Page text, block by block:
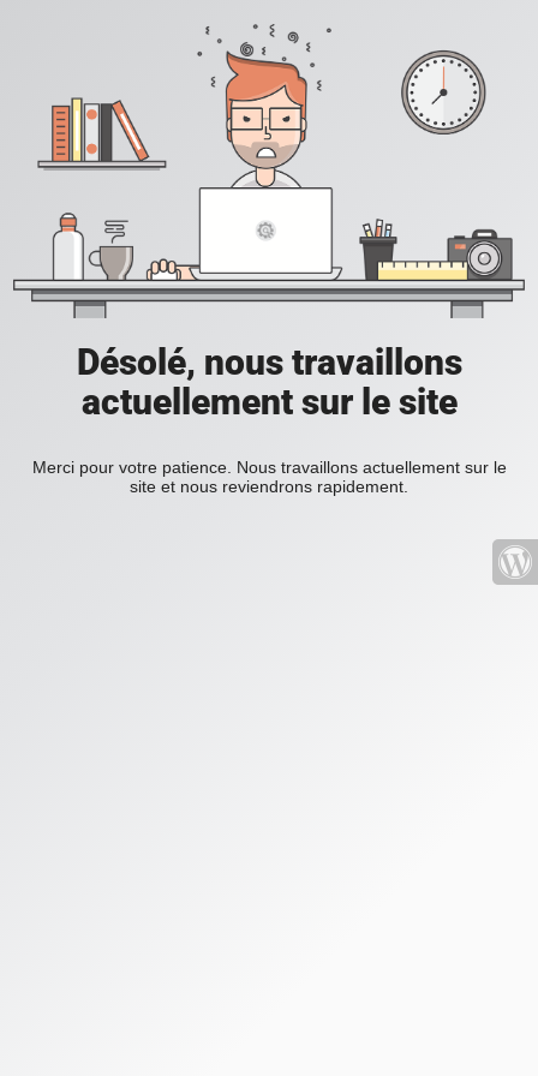
Désolé, nous travaillons
actuellement sur le site
Merci pour votre patience. Nous travaillons actuellement sur le
site et nous reviendrons rapidement.